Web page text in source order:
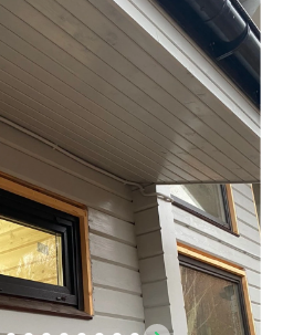
успешно отправлено!
свяжемся с вами
персональных
с
«Политикой
данных»